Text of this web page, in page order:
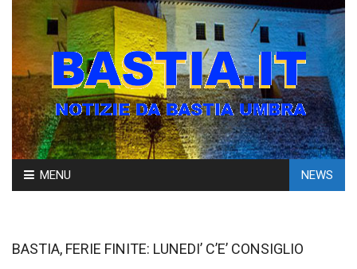
Skip
to
MENU NEWS
BASTIA, FERIE FINITE: LUNEDI’ C’E’ CONSIGLIO